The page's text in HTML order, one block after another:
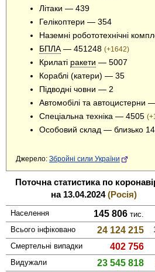
Літаки — 439
Гелікоптери — 354
Наземні робототехнічні
БПЛА — 451248 (+1642)
Крилаті ракети — 5007
Кораблі (катери) — 35
Підводні човни — 2
Автомобілі та автоцистерни
Спеціальна техніка — 4505
Особовий склад — близько
Джерело: Збройні сили України
Поточна статистика по
на 13.04.2024(Росія)
Населення 145 806 тис.
Всього інфі­ковано
24 124 215
Смер­тельні випадки
402 756
Виду­жали 23 545 818